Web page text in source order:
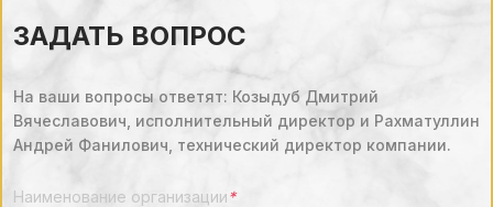
ЗАДАТЬ ВОПРОС
На ваши вопросы ответят: Козыдуб Дмитрий
Вячеславович, исполнительный директор и Рахматуллин
Андрей Фанилович, технический директор компании.
Наименование организации*